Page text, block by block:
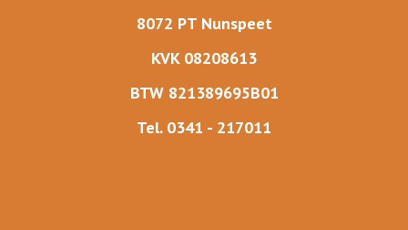
8072 PT Nunspeet
KVK 08208613
BTW 821389695B01
Tel. 0341 - 217011